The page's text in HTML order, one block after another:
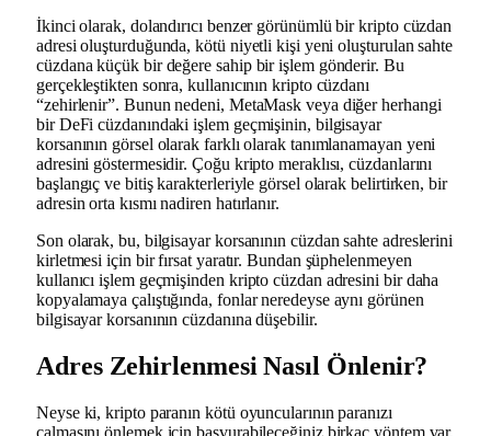
İkinci olarak, dolandırıcı benzer görünümlü bir kripto cüzdan
adresi oluşturduğunda, kötü niyetli kişi yeni oluşturulan sahte
cüzdana küçük bir değere sahip bir işlem gönderir. Bu
gerçekleştikten sonra, kullanıcının kripto cüzdanı
“zehirlenir”. Bunun nedeni, MetaMask veya diğer herhangi
bir DeFi cüzdanındaki işlem geçmişinin, bilgisayar
korsanının görsel olarak farklı olarak tanımlanamayan yeni
adresini göstermesidir. Çoğu kripto meraklısı, cüzdanlarını
başlangıç ve bitiş karakterleriyle görsel olarak belirtirken, bir
adresin orta kısmı nadiren hatırlanır.
Son olarak, bu, bilgisayar korsanının cüzdan sahte adreslerini
kirletmesi için bir fırsat yaratır. Bundan şüphelenmeyen
kullanıcı işlem geçmişinden kripto cüzdan adresini bir daha
kopyalamaya çalıştığında, fonlar neredeyse aynı görünen
bilgisayar korsanının cüzdanına düşebilir.
Adres Zehirlenmesi Nasıl Önlenir?
Neyse ki, kripto paranın kötü oyuncularının paranızı
çalmasını önlemek için başvurabileceğiniz birkaç yöntem var.